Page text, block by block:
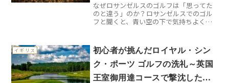
び
なぜロサンゼルスのゴルフは「思ってた
のと違う」のか？ロサンゼルスでのゴル
フと聞くと、青い空の下で気持ちよくラ
た「のんびりゴルフ」とは程遠い現実が
待っています。まず驚くの...
イギリス
初心者が挑んだロイヤル・シン
ク・ポーツ ゴルフの洗礼～英国
王室御用達コースで撃沈した理